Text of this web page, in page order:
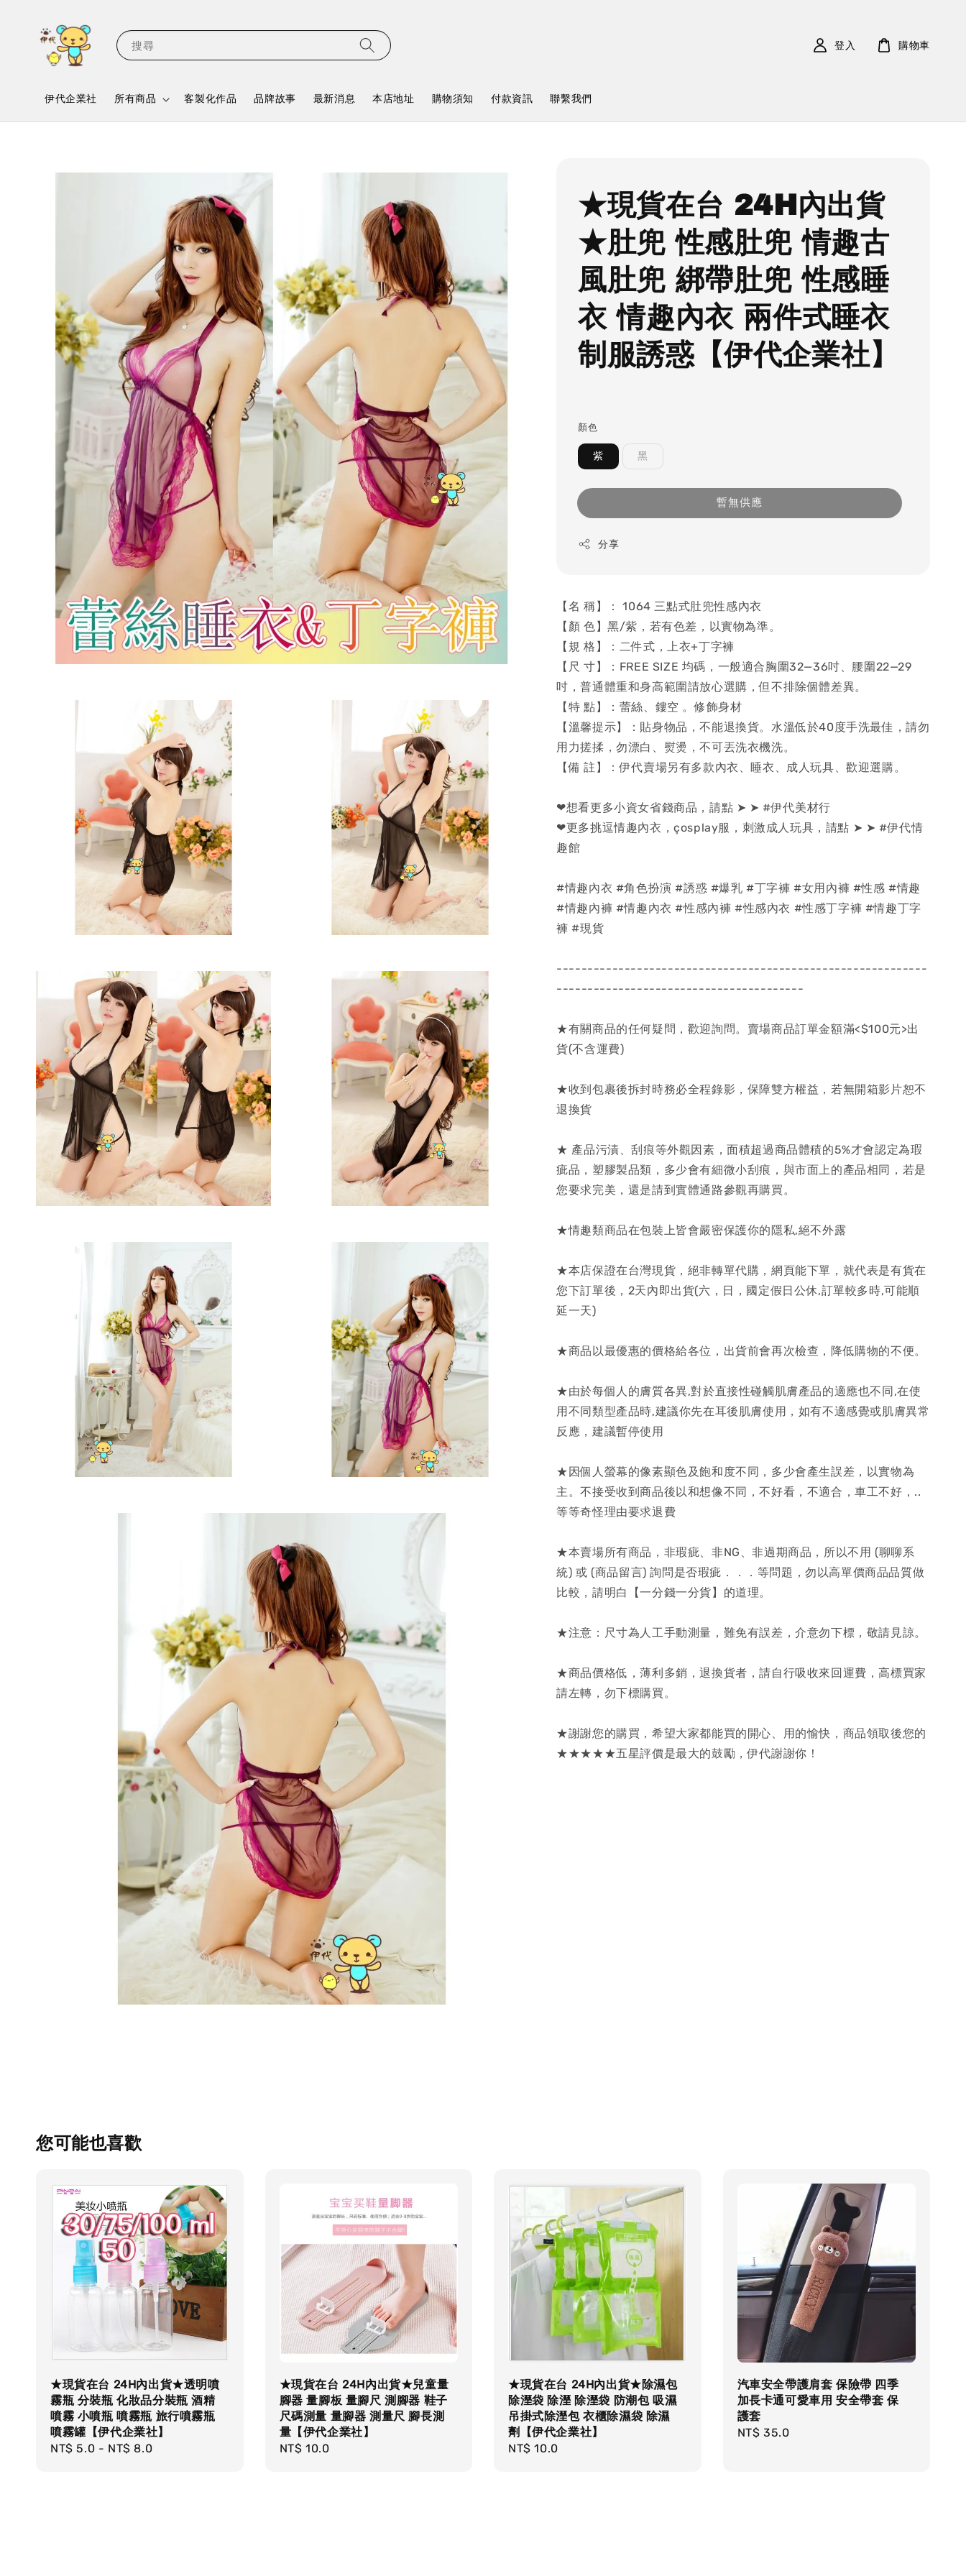
搜尋
伊代企業社 所有商品 客製化作品 品牌故事 最新消息 本店地址 購物須知 付款資訊 聯繫我們
登入 購物車
★現貨在台 24H內出貨
★肚兜 性感肚兜 情趣古
風肚兜 綁帶肚兜 性感睡
衣 情趣內衣 兩件式睡衣
制服誘惑【伊代企業社】
顏色
紫 黑
暫無供應
分享
【名 稱】： 1064 三點式肚兜性感內衣
【顏 色】黑/紫，若有色差，以實物為準。
【規 格】：二件式，上衣+丁字褲
【尺 寸】：FREE SIZE 均碼，一般適合胸圍32—36吋、腰圍22—29
吋，普通體重和身高範圍請放心選購，但不排除個體差異。
【特 點】：蕾絲、鏤空 。修飾身材
【溫馨提示】：貼身物品，不能退換貨。水溫低於40度手洗最佳，請勿
用力搓揉，勿漂白、熨燙，不可丟洗衣機洗。
【備 註】：伊代賣場另有多款內衣、睡衣、成人玩具、歡迎選購。
❤想看更多小資女省錢商品，請點 ➤ ➤ #伊代美材行
❤更多挑逗情趣內衣，çosplay服，刺激成人玩具，請點 ➤ ➤ #伊代情
趣館
#情趣內衣 #角色扮演 #誘惑 #爆乳 #丁字褲 #女用內褲 #性感 #情趣
#情趣內褲 #情趣內衣 #性感內褲 #性感內衣 #性感丁字褲 #情趣丁字
褲 #現貨
------------------------------------------------------------
----------------------------------------
★有關商品的任何疑問，歡迎詢問。賣場商品訂單金額滿<$100元>出
貨(不含運費)
★收到包裹後拆封時務必全程錄影，保障雙方權益，若無開箱影片恕不
退換貨
★ 產品污漬、刮痕等外觀因素，面積超過商品體積的5%才會認定為瑕
疵品，塑膠製品類，多少會有細微小刮痕，與市面上的產品相同，若是
您要求完美，還是請到實體通路參觀再購買。
★情趣類商品在包裝上皆會嚴密保護你的隱私,絕不外露
★本店保證在台灣現貨，絕非轉單代購，網頁能下單，就代表是有貨在
您下訂單後，2天內即出貨(六，日，國定假日公休,訂單較多時,可能順
延一天)
★商品以最優惠的價格給各位，出貨前會再次檢查，降低購物的不便。
★由於每個人的膚質各異,對於直接性碰觸肌膚產品的適應也不同,在使
用不同類型產品時,建議你先在耳後肌膚使用，如有不適感覺或肌膚異常
反應，建議暫停使用
★因個人螢幕的像素顯色及飽和度不同，多少會產生誤差，以實物為
主。不接受收到商品後以和想像不同，不好看，不適合，車工不好，..
等等奇怪理由要求退費
★本賣場所有商品，非瑕疵、非NG、非過期商品，所以不用 (聊聊系
統) 或 (商品留言) 詢問是否瑕疵．．．等問題，勿以高單價商品品質做
比較，請明白【一分錢一分貨】的道理。
★注意：尺寸為人工手動測量，難免有誤差，介意勿下標，敬請見諒。
★商品價格低，薄利多銷，退換貨者，請自行吸收來回運費，高標買家
請左轉，勿下標購買。
★謝謝您的購買，希望大家都能買的開心、用的愉快，商品領取後您的
★★★★★五星評價是最大的鼓勵，伊代謝謝你！
您可能也喜歡
★現貨在台 24H內出貨★透明噴
霧瓶 分裝瓶 化妝品分裝瓶 酒精
噴霧 小噴瓶 噴霧瓶 旅行噴霧瓶
噴霧罐【伊代企業社】
Regular
NT$ 5.0 - NT$ 8.0
★現貨在台 24H內出貨★兒童量
腳器 量腳板 量腳尺 測腳器 鞋子
尺碼測量 量腳器 測量尺 腳長測
量【伊代企業社】
Regular
NT$ 10.0
★現貨在台 24H內出貨★除濕包
除溼袋 除溼 除溼袋 防潮包 吸濕
吊掛式除溼包 衣櫃除濕袋 除濕
劑【伊代企業社】
Regular
NT$ 10.0
汽車安全帶護肩套 保險帶 四季
加長卡通可愛車用 安全帶套 保
護套
Regular
NT$ 35.0